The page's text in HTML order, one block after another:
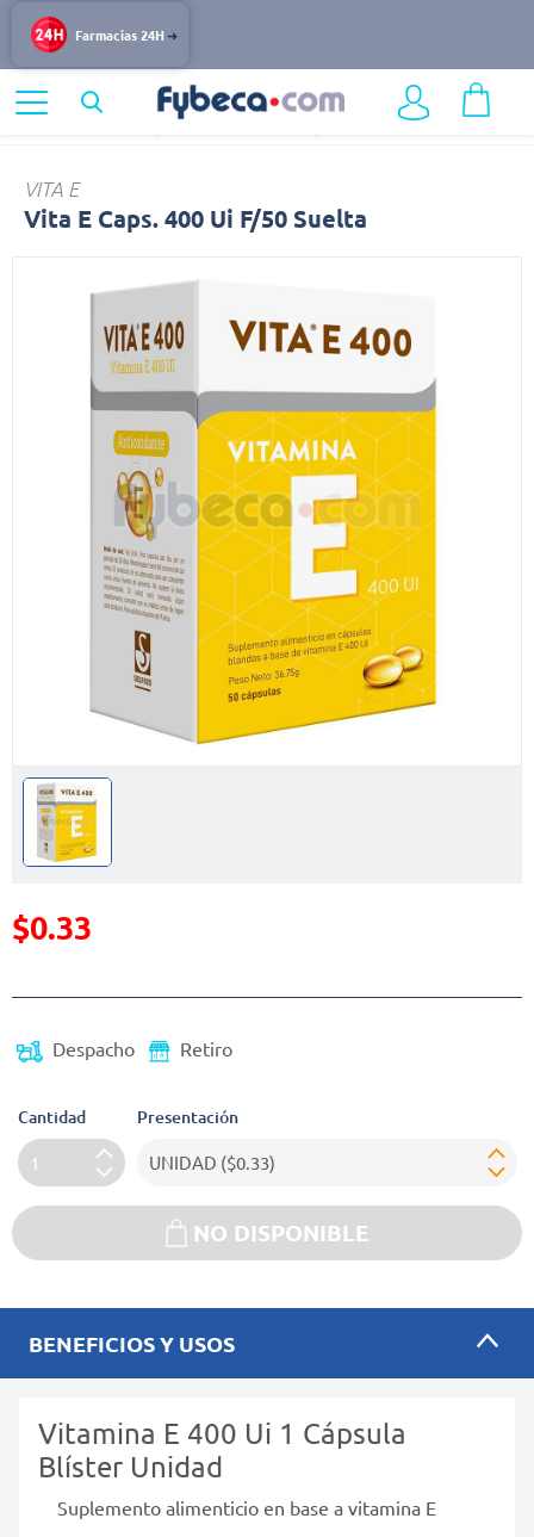
Farmacias 24H
Nutrición y Vitaminas Vita
VITA E
Vita E Caps. 400 Ui F/50 Suelta
Precio reducido de
$0.33
Despacho Retiro
Cantidad Presentación
NO DISPONIBLE
BENEFICIOS Y USOS
Vitamina E 400 Ui 1 Cápsula
Blíster Unidad
Suplemento alimenticio en base a vitamina E